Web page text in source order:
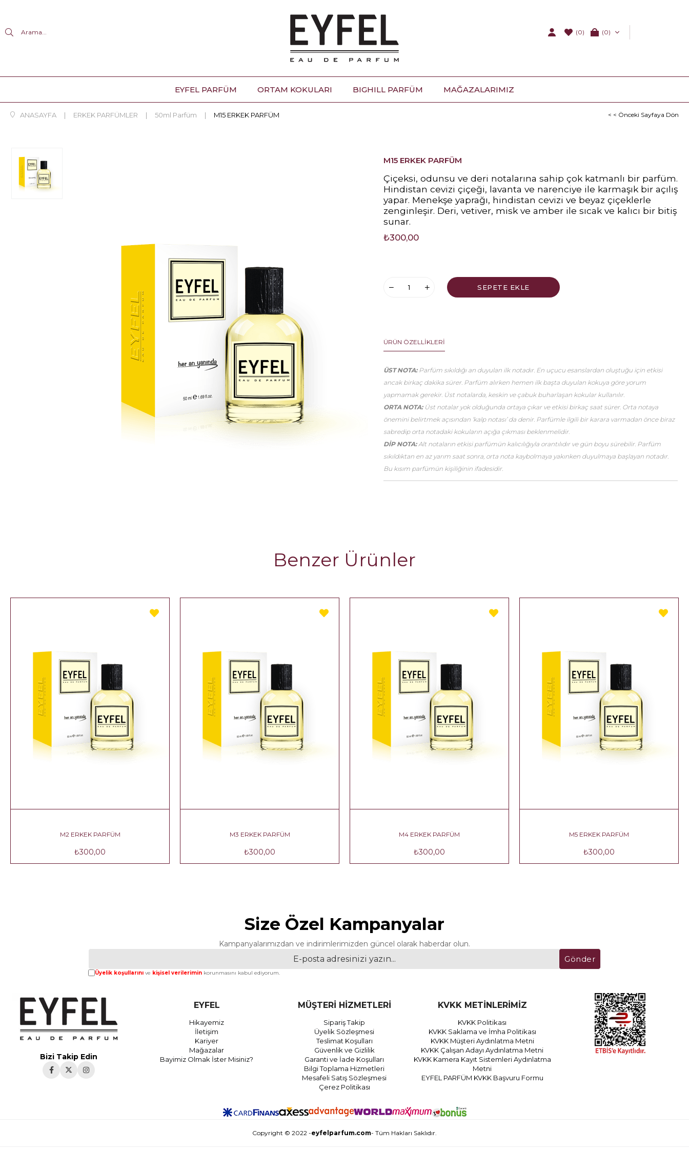
Arama... (0) 0
EYFEL PARFÜM ORTAM KOKULARI BIGHILL PARFÜM MAĞAZALARIMIZ
ANASAYFA ERKEK PARFÜMLER 50ml Parfüm M15 ERKEK PARFÜM < < Önceki Sayfaya Dön
M15 ERKEK PARFÜM
Çiçeksi, odunsu ve deri notalarına sahip çok katmanlı bir parfüm.
Hindistan cevizi çiçeği, lavanta ve narenciye ile karmaşık bir açılış
yapar. Menekşe yaprağı, hindistan cevizi ve beyaz çiçeklerle
zenginleşir. Deri, vetiver, misk ve amber ile sıcak ve kalıcı bir bitiş
sunar.
₺300,00
ÜRÜN ÖZELLIKLERI
ÜST NOTA:Parfüm sıkıldığı an duyulan ilk notadır. En uçucu esanslardan oluştuğu için etkisi
ancak birkaç dakika sürer. Parfüm alırken hemen ilk başta duyulan kokuya göre yorum
yapmamak gerekir. Üst notalarda, keskin ve çabuk buharlaşan kokular kullanılır.
ORTA NOTA: Üst notalar yok olduğunda ortaya çıkar ve etkisi birkaç saat sürer. Orta notaya
önemini belirtmek açısından ‘kalp notası’ da denir. Parfümle ilgili bir karara varmadan önce biraz
sabredip orta notadaki kokuların açığa çıkması beklenmelidir.
DİP NOTA:Alt notaların etkisi parfümün kalıcılığıyla orantılıdır ve gün boyu sürebilir. Parfüm
sıkıldıktan en az yarım saat sonra, orta nota kaybolmaya yakınken duyulmaya başlayan notadır.
Bu kısım parfümün kişiliğinin ifadesidir.
Benzer Ürünler
M2 ERKEK PARFÜM
₺300,00
M3 ERKEK PARFÜM
₺300,00
M4 ERKEK PARFÜM
₺300,00
M5 ERKEK PARFÜM
₺300,00
Size Özel Kampanyalar
Kampanyalarımızdan ve indirimlerimizden güncel olarak haberdar olun.
Gönder
Üyelik koşullarını ve kişisel verilerimin korunmasını kabul ediyorum.
Bizi Takip Edin
EYFEL
Hikayemiz
İletişim
Kariyer
Mağazalar
Bayimiz Olmak İster Misiniz?
MÜŞTERİ HİZMETLERİ
Sipariş Takip
Üyelik Sözleşmesi
Teslimat Koşulları
Güvenlik ve Gizlilik
Garanti ve İade Koşulları
Bilgi Toplama Hizmetleri
Mesafeli Satış Sözleşmesi
Çerez Politikası
KVKK METİNLERİMİZ
KVKK Politikası
KVKK Saklama ve İmha Politikası
KVKK Müşteri Aydınlatma Metni
KVKK Çalışan Adayı Aydınlatma Metni
KVKK Kamera Kayıt Sistemleri Aydınlatma
Metni
EYFEL PARFÜM KVKK Başvuru Formu
Copyright © 2022 -eyfelparfum.com- Tüm Hakları Saklıdır.